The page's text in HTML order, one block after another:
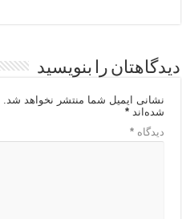
دیدگاهتان را بنویسید
نشانی ایمیل شما منتشر نخواهد شد.
شده‌اند*
دیدگاه*